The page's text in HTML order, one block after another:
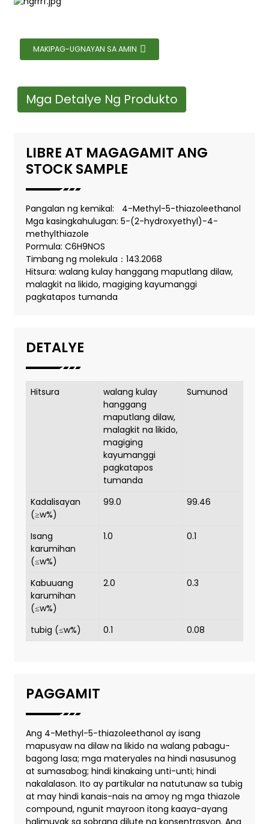
MAKIPAG-UGNAYAN SA AMIN
Mga Detalye Ng Produkto
LIBRE AT MAGAGAMIT ANG
STOCK SAMPLE
Pangalan ng kemikal:
4-Methyl-5-thiazoleethanol
Mga kasingkahulugan: 5-(2-hydroxyethyl)-4-
methylthiazole
Pormula: C6H9NOS
Timbang ng molekula：143.2068
Hitsura: walang kulay hanggang maputlang dilaw,
malagkit na likido, magiging kayumanggi
pagkatapos tumanda
DETALYE
Hitsura
walang kulay
hanggang
maputlang dilaw,
malagkit na likido,
magiging
kayumanggi
pagkatapos
tumanda
Sumunod
Kadalisayan
(≥w%)
99.0 99.46
Isang
karumihan
(≤w%)
1.0 0.1
Kabuuang
karumihan
(≤w%)
2.0 0.3
tubig (≤w%) 0.1 0.08
PAGGAMIT
Ang 4-Methyl-5-thiazoleethanol ay isang
mapusyaw na dilaw na likido na walang pabagu-
bagong lasa; mga materyales na hindi nasusunog
at sumasabog; hindi kinakaing unti-unti; hindi
nakalalason. Ito ay partikular na natutunaw sa tubig
at may hindi kanais-nais na amoy ng mga thiazole
compound, ngunit mayroon itong kaaya-ayang